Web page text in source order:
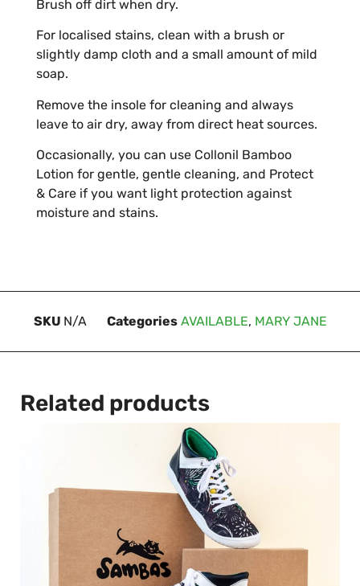
Brush off dirt when dry.
For localised stains, clean with a brush or
slightly damp cloth and a small amount of mild
soap.
Remove the insole for cleaning and always
leave to air dry, away from direct heat sources.
Occasionally, you can use Collonil Bamboo
Lotion for gentle, gentle cleaning, and Protect
& Care if you want light protection against
moisture and stains.
SKU N/A Categories AVAILABLE, MARY JANE
Related products